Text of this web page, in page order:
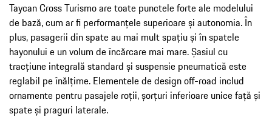
Taycan Cross Turismo are toate punctele forte ale modelului
de bază, cum ar fi performanțele superioare și autonomia. În
plus, pasagerii din spate au mai mult spațiu și în spatele
hayonului e un volum de încărcare mai mare. Șasiul cu
tracțiune integrală standard și suspensie pneumatică este
reglabil pe înălțime. Elementele de design off-road includ
ornamente pentru pasajele roții, șorțuri inferioare unice față și
spate și praguri laterale.